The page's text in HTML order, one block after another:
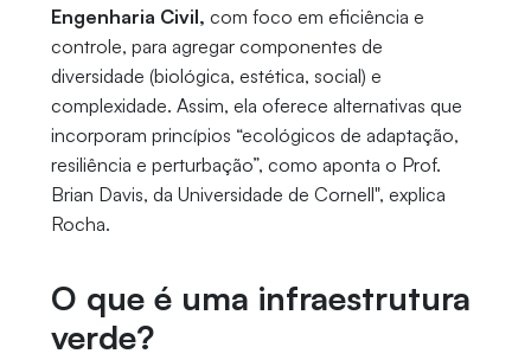
Engenharia Civil, com foco em eficiência e
controle, para agregar componentes de
diversidade (biológica, estética, social) e
complexidade. Assim, ela oferece alternativas que
incorporam princípios “ecológicos de adaptação,
resiliência e perturbação”, como aponta o Prof.
Brian Davis, da Universidade de Cornell", explica
Rocha.
O que é uma infraestrutura
verde?